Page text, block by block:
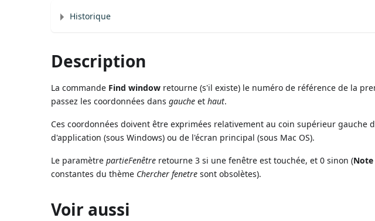
Historique
Description
La commande Find window retourne (s'il existe) le numéro de référence de la
passez les coordonnées dansgauche ethaut.
Ces coordonnées doivent être exprimées relativement au coin supérieur gauche
d'application (sous Windows) ou de l'écran principal (sous Mac OS).
Le paramètrepartieFenêtre retourne 3 si une fenêtre est touchée, et 0 sinon (
constantes du thème Chercher fenetre sont obsolètes).
Voir aussi